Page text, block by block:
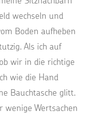
wechseln und
Boden aufheben
Als ich auf
wir in die richtige
wie die Hand
Bauchtasche glitt.
wenige Wertsachen